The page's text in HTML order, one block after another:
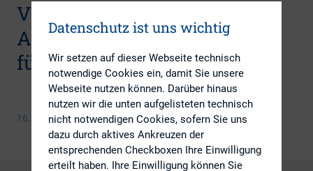
Videomitschnitt – Mögliche
Auswirkungen von MiFID II
für Emittenten
16. Oktober 2017
Datenschutz ist uns wichtig
Wir setzen auf dieser Webseite technisch
notwendige Cookies ein, damit Sie unsere
Webseite nutzen können. Darüber hinaus
nutzen wir die unten aufgelisteten technisch
nicht notwendigen Cookies, sofern Sie uns
dazu durch aktives Ankreuzen der
entsprechenden Checkboxen Ihre Einwilligung
erteilt haben. Ihre Einwilligung können Sie